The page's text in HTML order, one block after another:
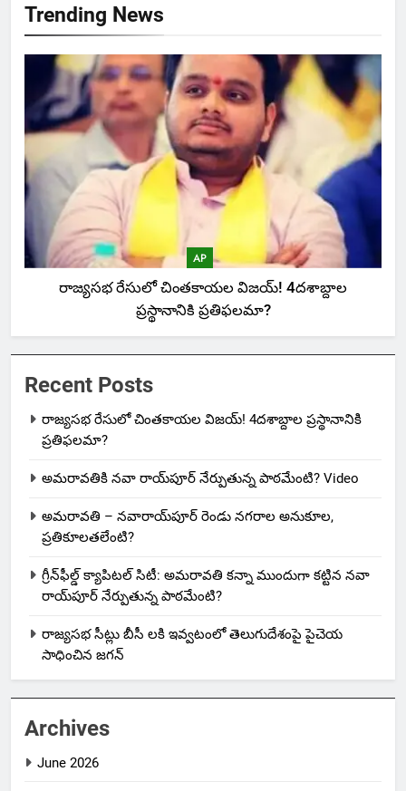
Trending News
AP
రాజ్యసభ రేసులో చింతకాయల విజయ్‌! 4దశాబ్దాల
ప్రస్థానానికి ప్రతిఫలమా?
Recent Posts
రాజ్యసభ రేసులో చింతకాయల విజయ్‌! 4దశాబ్దాల ప్రస్థానానికి
ప్రతిఫలమా?
అమరావతికి నవా రాయ్‌పూర్ నేర్పుతున్న పాఠమేంటి? Video
అమరావతి – నవారాయ్‌పూర్ రెండు నగరాల అనుకూల,
ప్రతికూలతలేంటి?
గ్రీన్‌ఫీల్డ్ క్యాపిటల్ సిటీ: అమరావతి కన్నా ముందుగా కట్టిన నవా
రాయ్‌పూర్ నేర్పుతున్న పాఠమేంటి?
రాజ్యసభ సీట్లు బీసీ లకి ఇవ్వటంలో తెలుగుదేశంపై పైచెయ
సాధించిన జగన్
Archives
June 2026